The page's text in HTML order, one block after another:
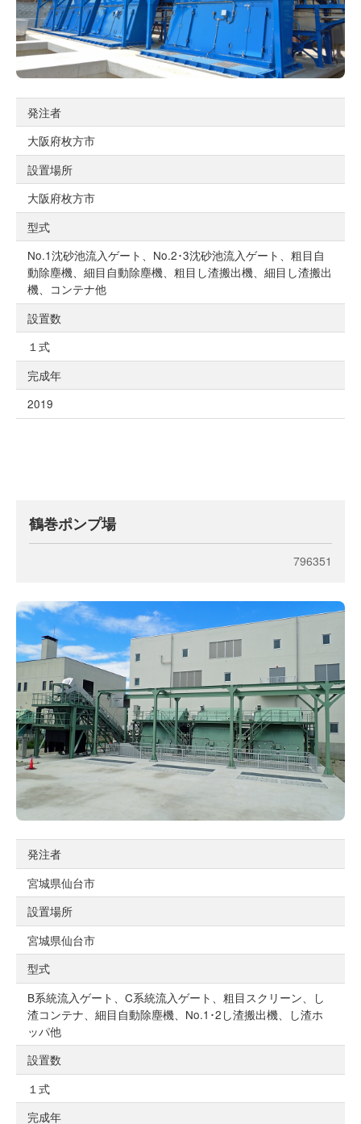
発注者
大阪府枚方市
設置場所
大阪府枚方市
型式
No.1沈砂池流入ゲート、No.2･3沈砂池流入ゲート、粗目自
動除塵機、細目自動除塵機、粗目し渣搬出機、細目し渣搬出
機、コンテナ他
設置数
１式
完成年
2019
鶴巻ポンプ場
796351
発注者
宮城県仙台市
設置場所
宮城県仙台市
型式
B系統流入ゲート、C系統流入ゲート、粗目スクリーン、し
渣コンテナ、細目自動除塵機、No.1･2し渣搬出機、し渣ホ
ッパ他
設置数
１式
完成年